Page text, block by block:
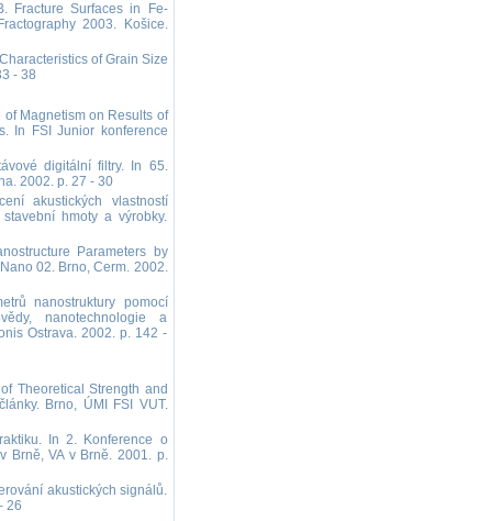
Fracture Surfaces in Fe-
2003. Košice.
of Grain Size
- 38
of Magnetism on Results of
In FSI Junior konference
digitální filtry. In 65.
2002. p. 27 - 30
akustických vlastností
hmoty a výrobky.
Parameters by
02. Brno, Cerm. 2002.
nanostruktury pomocí
nanotechnologie a
Ostrava. 2002. p. 142 -
Theoretical Strength and
Brno, ÚMI FSI VUT.
In 2. Konference o
Brně, VA v Brně. 2001. p.
akustických signálů.
26